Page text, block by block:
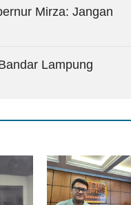
Mirza: Jangan
Lampung